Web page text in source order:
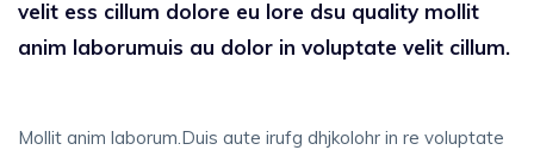
velit ess cillum dolore eu lore dsu quality mollit
anim laborumuis au dolor in voluptate velit cillum.
Mollit anim laborum.Duis aute irufg dhjkolohr in re voluptate